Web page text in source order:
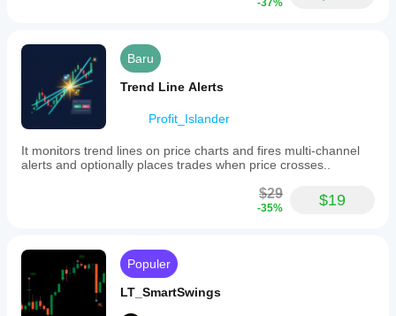
-37%
Baru
Trend Line Alerts
Profit_Islander
It monitors trend lines on price charts and fires multi-channel
alerts and optionally places trades when price crosses..
$29
-35% $19
Populer
LT_SmartSwings